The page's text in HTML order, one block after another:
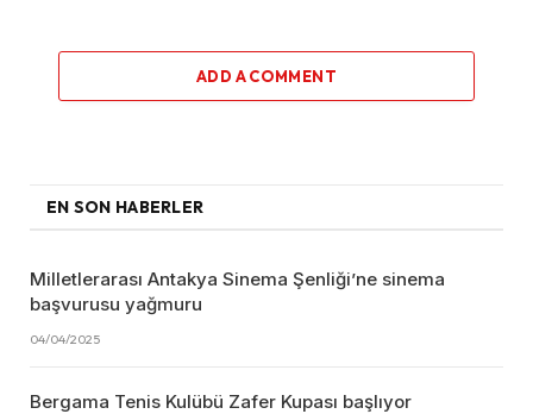
ADD A COMMENT
EN SON HABERLER
Milletlerarası Antakya Sinema Şenliği’ne sinema
başvurusu yağmuru
04/04/2025
Bergama Tenis Kulübü Zafer Kupası başlıyor